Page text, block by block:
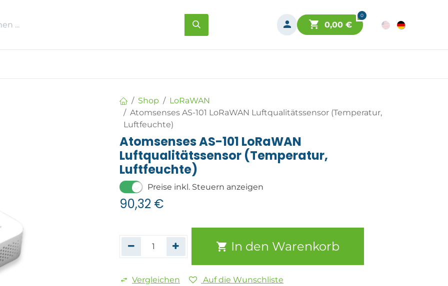
0
0,00€
Shop
LoRaWAN
Atomsenses AS-101 LoRaWAN Luftqualitätssensor (Temperatur,
Luftfeuchte)
Atomsenses AS-101 LoRaWAN
Luftqualitätssensor (Temperatur,
Luftfeuchte)
Preise inkl. Steuern anzeigen
90,32 €
In den Warenkorb
Vergleichen Auf die Wunschliste